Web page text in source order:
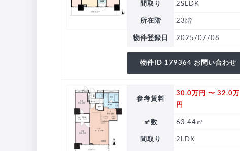
間取り 2SLDK
所在階 23階
物件登録日 2025/07/08
物件ID 179364 お問い合わせ
参考賃料
30.0万円 〜 32.0万
円
㎡数 63.44㎡
間取り 2LDK